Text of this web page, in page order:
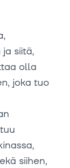
siitä,
olla
joka tuo
siihen,